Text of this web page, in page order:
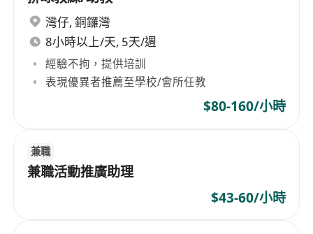
灣仔, 銅鑼灣
8小時以上/天, 5天/週
經驗不拘，提供培訓
表現優異者推薦至學校/會所任教
$80-160/小時
兼職
兼職活動推廣助理
$43-60/小時